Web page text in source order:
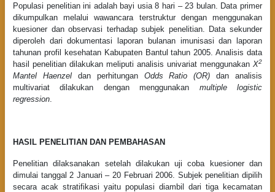
Populasi penelitian ini adalah bayi usia 8 hari – 23 bulan. Data primer
dikumpulkan melalui wawancara terstruktur dengan menggunakan
kuesioner dan observasi terhadap subjek penelitian. Data sekunder
diperoleh dari dokumentasi laporan bulanan imunisasi dan laporan
tahunan profil kesehatan Kabupaten Bantul tahun 2005. Analisis data
hasil penelitian dilakukan meliputi analisis univariat menggunakan X2
Mantel Haenzel dan perhitungan Odds Ratio (OR) dan analisis
multivariat dilakukan dengan menggunakan multiple logistic
regression
HASIL PENELITIAN DAN PEMBAHASAN
Penelitian dilaksanakan setelah dilakukan uji coba kuesioner dan
dimulai tanggal 2 Januari – 20 Februari 2006. Subjek penelitian dipilih
secara acak stratifikasi yaitu populasi diambil dari tiga kecamatan